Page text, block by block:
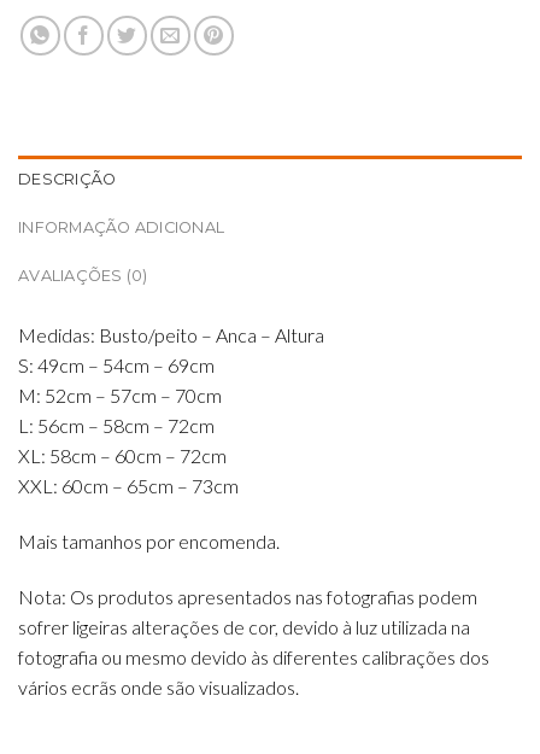
DESCRIÇÃO
INFORMAÇÃO ADICIONAL
AVALIAÇÕES (0)
Medidas: Busto/peito – Anca – Altura
S: 49cm – 54cm – 69cm
M: 52cm – 57cm – 70cm
L: 56cm – 58cm – 72cm
XL: 58cm – 60cm – 72cm
XXL: 60cm – 65cm – 73cm
Mais tamanhos por encomenda.
Nota: Os produtos apresentados nas fotografias podem
sofrer ligeiras alterações de cor, devido à luz utilizada na
fotografia ou mesmo devido às diferentes calibrações dos
vários ecrãs onde são visualizados.